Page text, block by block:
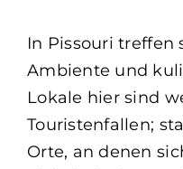
In Pissouri treffen
Ambiente und
Lokale hier sind
Touristenfallen;
Orte, an denen